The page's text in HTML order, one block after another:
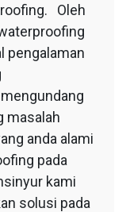
Oleh
pengalaman
masalah
anda alami
pada
kami
solusi pada